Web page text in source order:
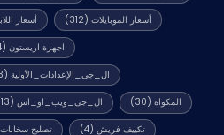
أسعار أسعار الموبايلات (312)
اجهزة اريستون (4)
ال_جى_الإعدادات_الأولية (13)
ال_جى_ويب_او_اس (13) المكواة (30)
تصليح تكييف فريش (4)